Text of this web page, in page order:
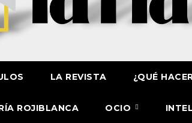
LA REVISTA ¿QUÉ
ROJIBLANCA OCIO